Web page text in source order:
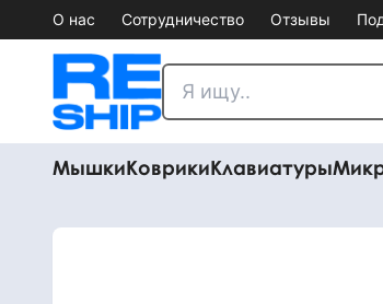
О нас Сотрудничество Отзывы
МышкиКоврикиКлавиатуры